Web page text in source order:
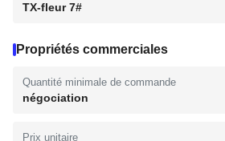
TX-fleur 7#
Propriétés commerciales
Quantité minimale de commande
négociation
Prix unitaire